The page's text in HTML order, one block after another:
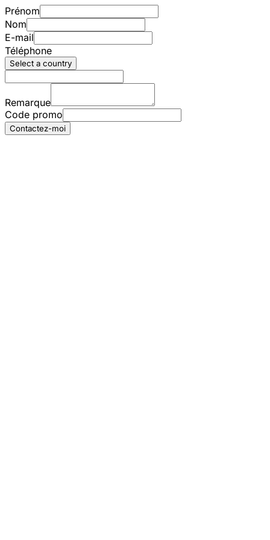
Prénom
Nom
E-mail
Téléphone
Select a country
Remarque
Code promo
Contactez-moi